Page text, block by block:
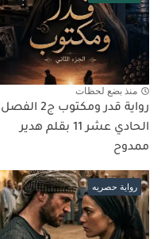
منذ بضع لحظات
رواية قدر ومكتوب ج2 الفصل
الحادي عشر 11 بقلم هدير
ممدوح
رواية حصريه